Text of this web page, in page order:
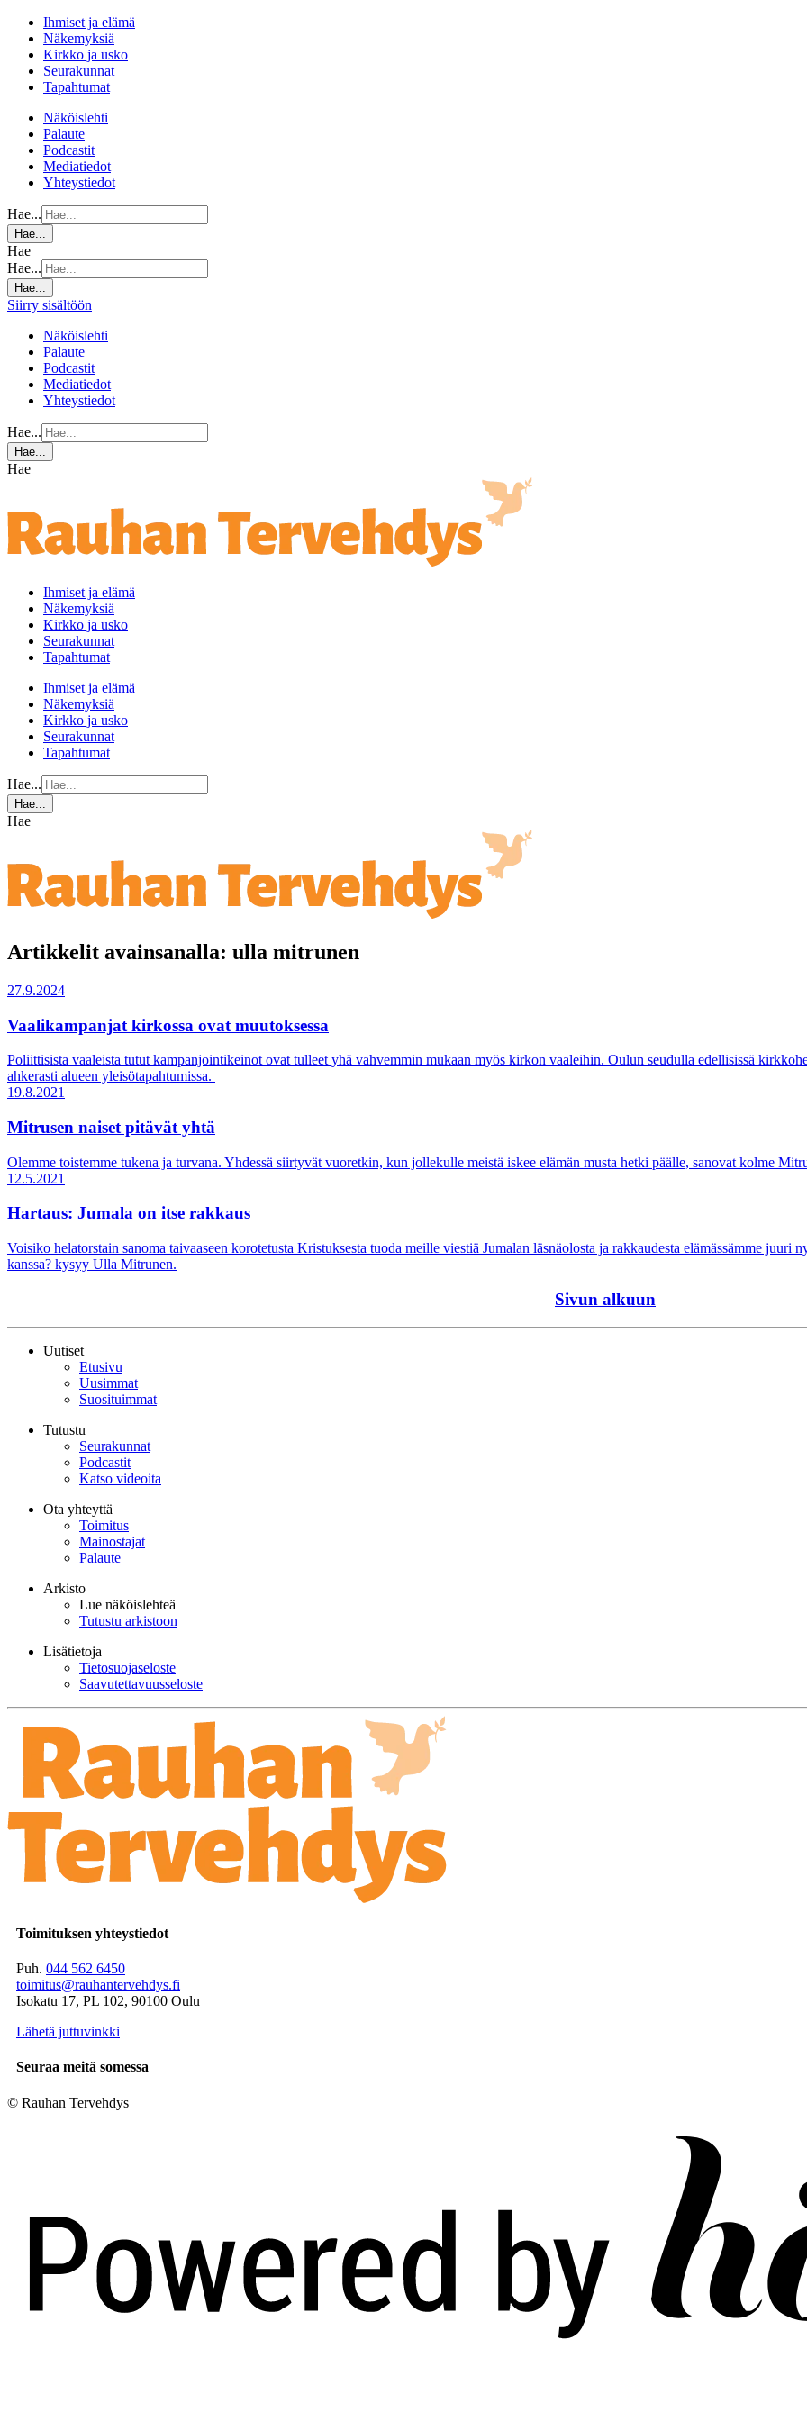
Ihmiset ja elämä
Näkemyksiä
Kirkko ja usko
Seurakunnat
Tapahtumat
Näköislehti
Palaute
Podcastit
Mediatiedot
Yhteystiedot
Hae...
Hae...
Hae
Hae...
Hae...
Siirry sisältöön
Näköislehti
Palaute
Podcastit
Mediatiedot
Yhteystiedot
Hae...
Hae...
Hae
Ihmiset ja elämä
Näkemyksiä
Kirkko ja usko
Seurakunnat
Tapahtumat
Ihmiset ja elämä
Näkemyksiä
Kirkko ja usko
Seurakunnat
Tapahtumat
Hae...
Hae...
Hae
Artikkelit avainsanalla: ulla mitrunen
27.9.2024
Vaalikampanjat kirkossa ovat muutoksessa
Poliittisista vaaleista tutut kampanjointikeinot ovat tulleet yhä vahvemmin mukaan myös kirkon vaaleihin. Oulun seudulla edellisissä
ahkerasti alueen yleisötapahtumissa.
19.8.2021
Mitrusen naiset pitävät yhtä
Olemme toistemme tukena ja turvana. Yhdessä siirtyvät vuoretkin, kun jollekulle meistä iskee elämän musta hetki päälle, sanovat kolme
12.5.2021
Hartaus: Jumala on itse rakkaus
Voisiko helatorstain sanoma taivaaseen korotetusta Kristuksesta tuoda meille viestiä Jumalan läsnäolosta ja rakkaudesta elämässämme juuri
kanssa? kysyy Ulla Mitrunen.
Sivun alkuun
Uutiset
Etusivu
Uusimmat
Suosituimmat
Tutustu
Seurakunnat
Podcastit
Katso videoita
Ota yhteyttä
Toimitus
Mainostajat
Palaute
Arkisto
Lue näköislehteä
Tutustu arkistoon
Lisätietoja
Tietosuojaseloste
Saavutettavuusseloste
Toimituksen yhteystiedot
Puh. 044 562 6450
toimitus@rauhantervehdys.fi
Isokatu 17, PL 102, 90100 Oulu
Lähetä juttuvinkki
Seuraa meitä somessa
© Rauhan Tervehdys